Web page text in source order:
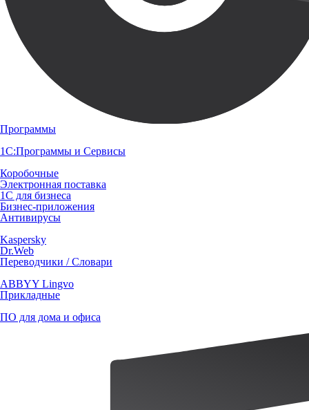
Программы
1С:Программы и Сервисы
Коробочные
Электронная поставка
1С для бизнеса
Бизнес-приложения
Антивирусы
Kaspersky
Dr.Web
Переводчики / Словари
ABBYY Lingvo
Прикладные
ПО для дома и офиса